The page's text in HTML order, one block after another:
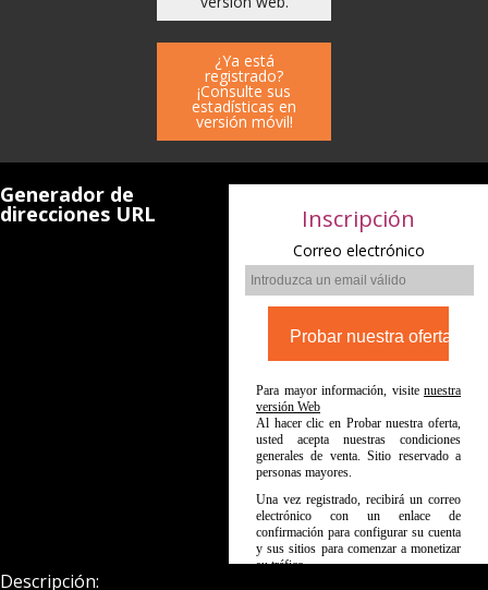
¿Ya está
registrado?
¡Consulte sus
estadísticas en
versión móvil!
Inscripción
Correo electrónico
Para mayor información, visite nuestra
versión Web
Al hacer clic en Probar nuestra oferta,
usted acepta nuestras condiciones
generales de venta. Sitio reservado a
personas mayores.
Una vez registrado, recibirá un correo
electrónico con un enlace de
confirmación para configurar su cuenta
y sus sitios para comenzar a monetizar
su tráfico.
Generador de
direcciones URL
Descripción: